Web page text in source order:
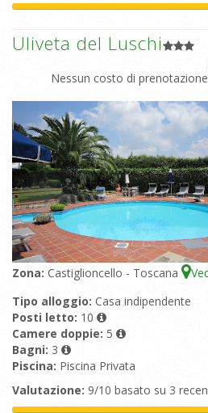
Uliveta del Luschi
Nessun costo di prenotazione
Zona: Castiglioncello - Toscana
Tipo alloggio: Casa indipendente
Posti letto: 10
Camere doppie: 5
Bagni: 3
Piscina: Piscina Privata
Valutazione: 9/10 basato su 3